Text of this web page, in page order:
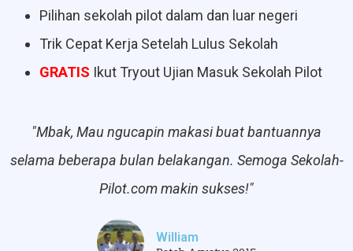
Pilihan sekolah pilot dalam dan luar negeri
Trik Cepat Kerja Setelah Lulus Sekolah
GRATIS Ikut Tryout Ujian Masuk Sekolah Pilot
"Mbak, Mau ngucapin makasi buat bantuannya
selama beberapa bulan belakangan. Semoga Sekolah-
Pilot.com makin sukses!"
William